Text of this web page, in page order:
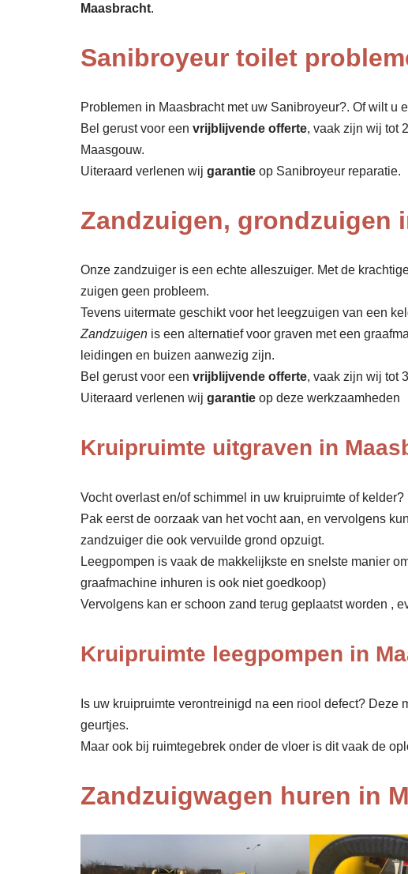
Maasbracht.
Sanibroyeur toilet
Problemen in Maasbracht met uw Sanibroyeur?. Of wilt u
Bel gerust voor een vrijblijvende offerte, vaak zijn wij tot
Maasgouw.
Uiteraard verlenen wij garantie op Sanibroyeur reparatie.
Zandzuigen, grondzuigen
Onze zandzuiger is een echte alleszuiger. Met de
zuigen geen probleem.
Tevens uitermate geschikt voor het leegzuigen van een
Zandzuigen is een alternatief voor graven met een
leidingen en buizen aanwezig zijn.
Bel gerust voor een vrijblijvende offerte, vaak zijn wij tot
Uiteraard verlenen wij garantie op deze werkzaamheden
Kruipruimte uitgraven in
Vocht overlast en/of schimmel in uw kruipruimte of
Pak eerst de oorzaak van het vocht aan, en vervolgens
zandzuiger die ook vervuilde grond opzuigt.
Leegpompen is vaak de makkelijkste en snelste manier
graafmachine inhuren is ook niet goedkoop)
Vervolgens kan er schoon zand terug geplaatst worden ,
Kruipruimte leegpompen in
Is uw kruipruimte verontreinigd na een riool defect?
geurtjes.
Maar ook bij ruimtegebrek onder de vloer is dit vaak de
Zandzuigwagen huren in